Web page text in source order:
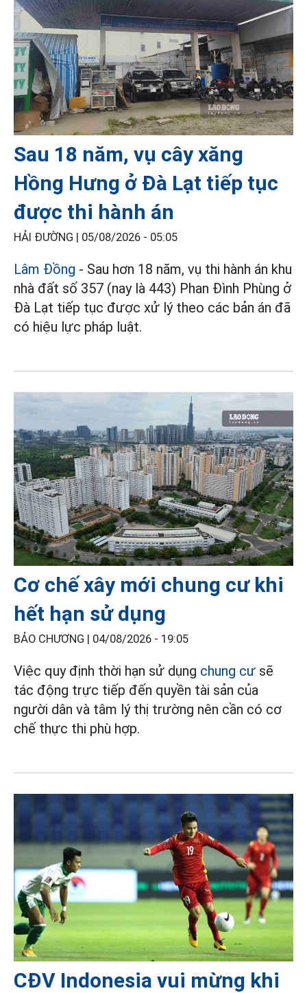
Sau 18 năm, vụ cây xăng
Hồng Hưng ở Đà Lạt tiếp tục
được thi hành án
HẢI ĐƯỜNG | 05/08/2026 - 05:05
Lâm Đồng - Sau hơn 18 năm, vụ thi hành án khu
nhà đất số 357 (nay là 443) Phan Đình Phùng ở
Đà Lạt tiếp tục được xử lý theo các bản án đã
có hiệu lực pháp luật.
Cơ chế xây mới chung cư khi
hết hạn sử dụng
BẢO CHƯƠNG | 04/08/2026 - 19:05
Việc quy định thời hạn sử dụng chung cư sẽ
tác động trực tiếp đến quyền tài sản của
người dân và tâm lý thị trường nên cần có cơ
chế thực thi phù hợp.
CĐV Indonesia vui mừng khi